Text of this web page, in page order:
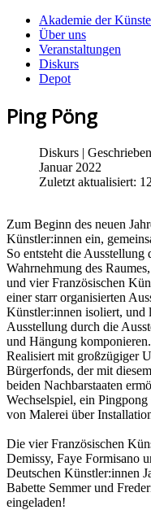
Akademie der
Über uns
Veranstaltungen
Diskurs
Depot
Ping Pöng
Diskurs |
Januar 2022
Zuletzt aktualisiert:
Zum Beginn des neuen
Künstler:innen ein,
So entsteht die
Wahrnehmung des
und vier Französischen
einer starr organisierten
Künstler:innen isoliert, und
Ausstellung durch die
und Hängung komponieren.
Realisiert mit großzügiger
Bürgerfonds, der mit
beiden Nachbarstaaten
Wechselspiel, ein
von Malerei über
Die vier Französischen
Demissy, Faye Formisano
Deutschen Künstler:innen
Babette Semmer und
eingeladen!